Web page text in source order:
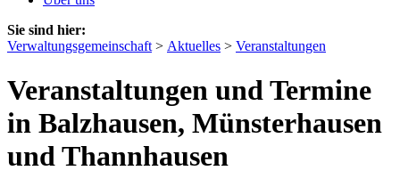
Sie sind hier:
Verwaltungsgemeinschaft > Aktuelles > Veranstaltungen
Veranstaltungen und Termine
in Balzhausen, Münsterhausen
und Thannhausen